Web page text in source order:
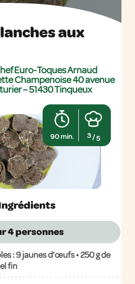
aux
Euro-Toques Arnaud
Champenoise40 avenue
– 51430 Tinqueux
90 min. 3/5
4personnes
: 9 jaunes d’œufs • 250 g de
fin